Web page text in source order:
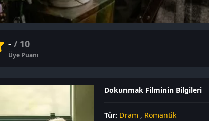
-/ 10
Üye Puanı
Dokunmak Filminin Bilgileri
Tür: Dram , Romantik